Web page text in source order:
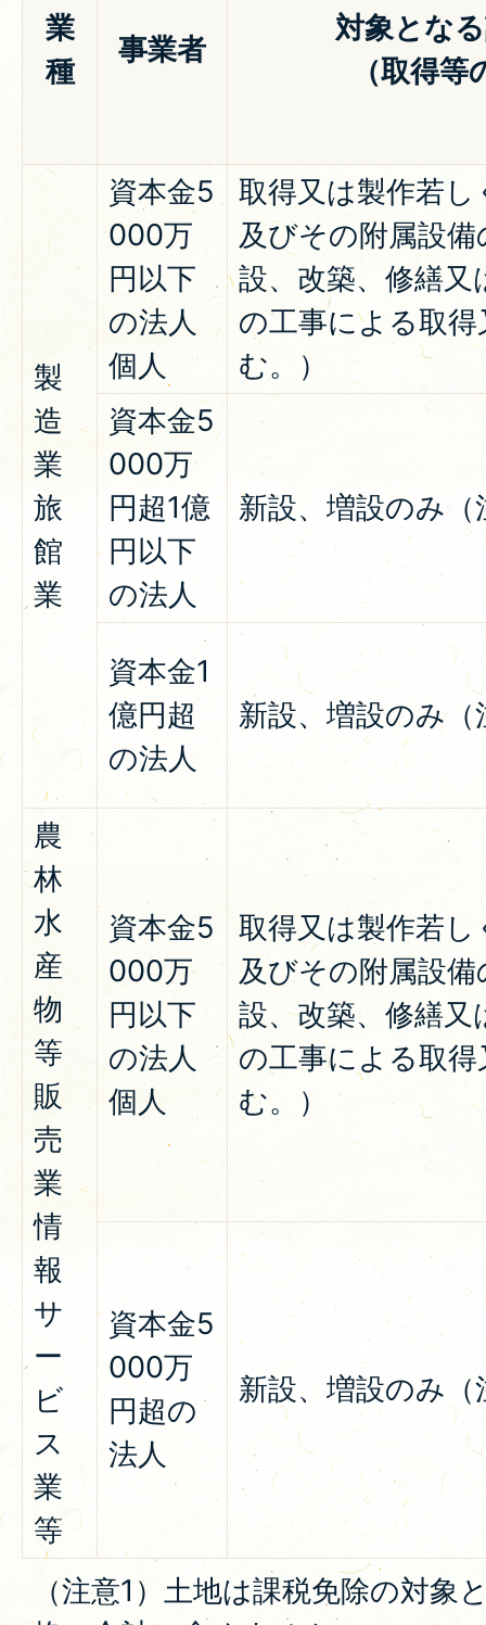
業
種
事業者
対象とな
（取得
製
造
業
旅
館
業
資本金5
000万
円以下
の法人
個人
取得又は製作若
及びその附属設
設、改築、修繕又
の工事による取
む。）
資本金5
000万
円超1億
円以下
の法人
新設、増設のみ（
資本金1
億円超
の法人
新設、増設のみ（
農
林
水
産
物
等
販
売
業
情
報
サ
ー
ビ
ス
業
等
資本金5
000万
円以下
の法人
個人
取得又は製作若
及びその附属設
設、改築、修繕又
の工事による取
む。）
資本金5
000万
円超の
法人
新設、増設のみ（
（注意1）土地は課税免除の対象